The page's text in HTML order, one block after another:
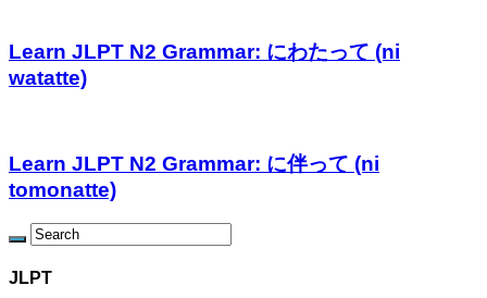
Learn JLPT N2 Grammar: にわたって (ni
watatte)
Learn JLPT N2 Grammar: に伴って (ni
tomonatte)
JLPT